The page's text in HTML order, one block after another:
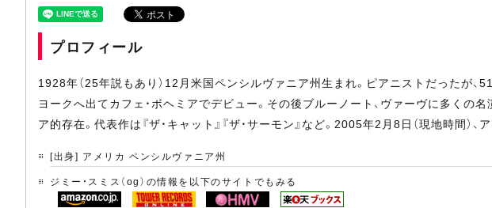
プロフィール
1928年（25年説もあり）12月米国ペンシルヴァニア州生まれ。ピアニストだったが
ヨークへ出てカフェ・ボヘミアでデビュー。その後ブルーノート、ヴァーヴに多くの
ア的存在。代表作は『ザ・キャット』『ザ・サーモン』など。2005年2月8日（現地時間）
[出身] アメリカ ペンシルヴァニア州
ジミー・スミス（og）の情報を以下のサイトでもみる